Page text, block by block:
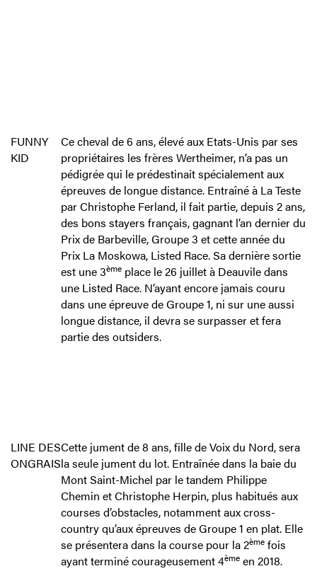
FUNNY
KID
Ce cheval de 6 ans, élevé aux Etats-Unis par ses
propriétaires les frères Wertheimer, n’a pas un
pédigrée qui le prédestinait spécialement aux
épreuves de longue distance. Entraîné à La Teste
par Christophe Ferland, il fait partie, depuis 2 ans,
des bons stayers français, gagnant l’an dernier du
Prix de Barbeville, Groupe 3 et cette année du
Prix La Moskowa, Listed Race. Sa dernière sortie
est une 3ème place le 26 juillet à Deauvile dans
une Listed Race. N’ayant encore jamais couru
dans une épreuve de Groupe 1, ni sur une aussi
longue distance, il devra se surpasser et fera
partie des outsiders.
LINE DES
ONGRAIS
Cette jument de 8 ans, fille de Voix du Nord, sera
la seule jument du lot. Entraînée dans la baie du
Mont Saint-Michel par le tandem Philippe
Chemin et Christophe Herpin, plus habitués aux
courses d’obstacles, notamment aux cross-
country qu’aux épreuves de Groupe 1 en plat. Elle
se présentera dans la course pour la 2ème fois
ayant terminé courageusement 4ème en 2018.